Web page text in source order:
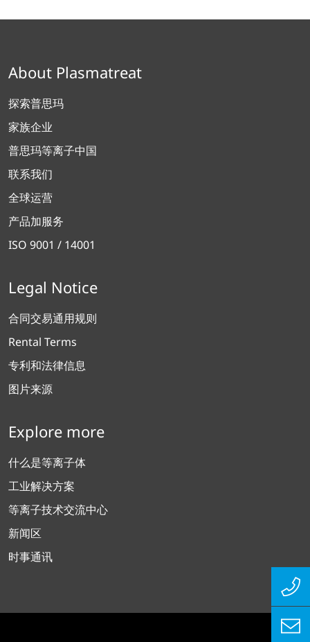
About Plasmatreat
探索普思玛
家族企业
普思玛等离子中国
联系我们
全球运营
产品加服务
ISO 9001 / 14001
Legal Notice
合同交易通用规则
Rental Terms
专利和法律信息
图片来源
Explore more
什么是等离子体
工业解决方案
等离子技术交流中心
新闻区
时事通讯